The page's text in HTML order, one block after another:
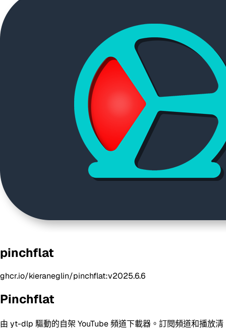
pinchflat
ghcr.io/kieraneglin/pinchflat:v2025.6.6
Pinchflat
由 yt-dlp 驅動的自架 YouTube 頻道下載器。訂閱頻道和播放清